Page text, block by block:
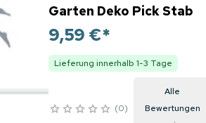
Garten Deko Pick Stab
9,59 €*
Lieferung innerhalb 1-3 Tage
0
Alle
Bewertungen